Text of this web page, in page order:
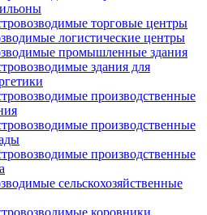
торговые центры
логистические центры
промышленные здания
здания для
производственные
производственные
производственные
сельскохозяйственные
коровники